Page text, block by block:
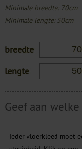
Minimale breedte: 70cm
Minimale lengte: 50cm
breedte
lengte
Geef aan
Ieder vloerkleed moet